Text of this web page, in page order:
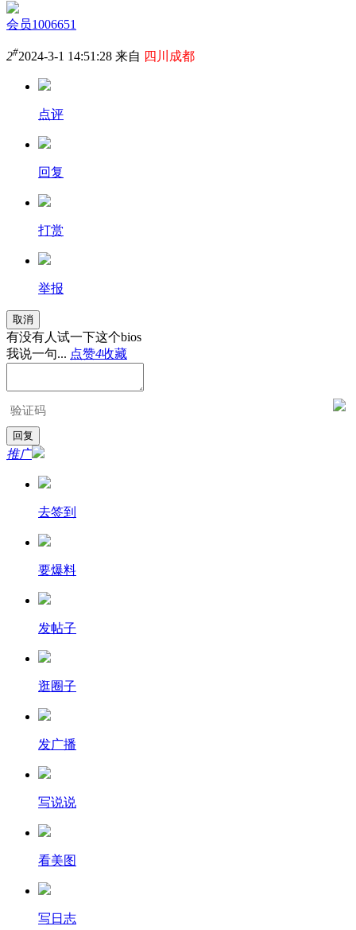
会员1006651
2#2024-3-1 14:51:28 来自 四川成都
点评
回复
打赏
举报
取消
有没有人试一下这个bios
我说一句... 点赞4收藏
推广
去签到
要爆料
发帖子
逛圈子
发广播
写说说
看美图
写日志